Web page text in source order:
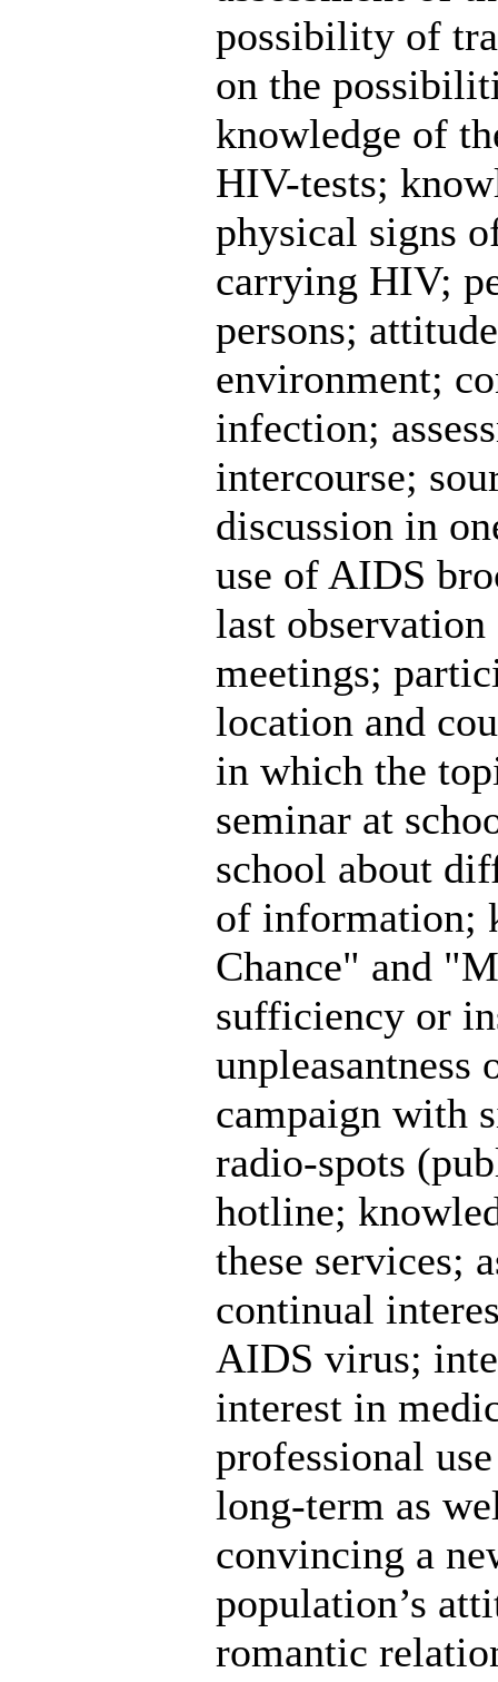
possibility of
on the
knowledge of
HIV-tests;
physical signs
carrying HIV;
persons;
environment;
infection;
intercourse;
discussion in
use of AIDS
last
meetings;
location and
in which the
seminar at
school about
of information;
Chance" and
sufficiency or
campaign with
radio-spots
hotline;
these services;
continual
AIDS virus;
interest in
professional
long-term as
convincing a
population’s
romantic